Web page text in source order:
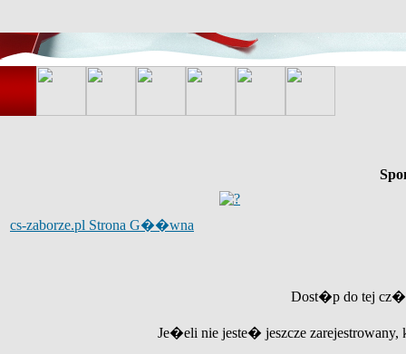
cs-zaborze.pl Strona G��wna
Dost�p do tej
Je�eli nie jeste� jeszcze